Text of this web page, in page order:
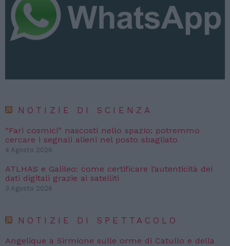
NOTIZIE DI SCIENZA
“Fari cosmici” nascosti nello spazio: potremmo
cercare i segnali alieni nel posto sbagliato
4 Agosto 2026
ATLHAS e Galileo: come certificare l’autenticità dei
dati digitali grazie ai satelliti
3 Agosto 2026
NOTIZIE DI SPETTACOLO
Angelique a Sirmione sulle orme di Catullo e della